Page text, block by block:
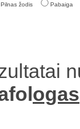
Pilnas žodis Pabaiga
ogas